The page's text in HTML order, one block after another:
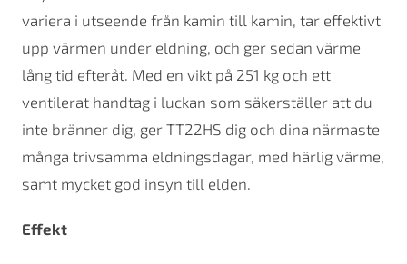
variera i utseende från kamin till kamin, tar effektivt
upp värmen under eldning, och ger sedan värme
lång tid efteråt. Med en vikt på 251 kg och ett
ventilerat handtag i luckan som säkerställer att du
inte bränner dig, ger TT22HS dig och dina närmaste
många trivsamma eldningsdagar, med härlig värme,
samt mycket god insyn till elden.
Effekt